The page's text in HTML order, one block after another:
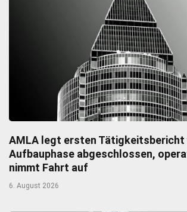
AMLA legt ersten Tätigkeitsbericht
Aufbauphase abgeschlossen,
nimmt Fahrt auf
6. August 2026